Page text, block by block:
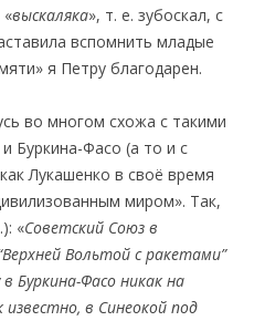
«выскаляка», т. е. зубоскал, с
вспомнить младые
я Петру благодарен.
во многом схожа с такими
Буркина-Фасо (а то и с
Лукашенко в своё время
миром». Так,
«Советский Союз в
Верхней Вольтой с ракетами”
Буркина-Фасо никак на
в Синеокой под